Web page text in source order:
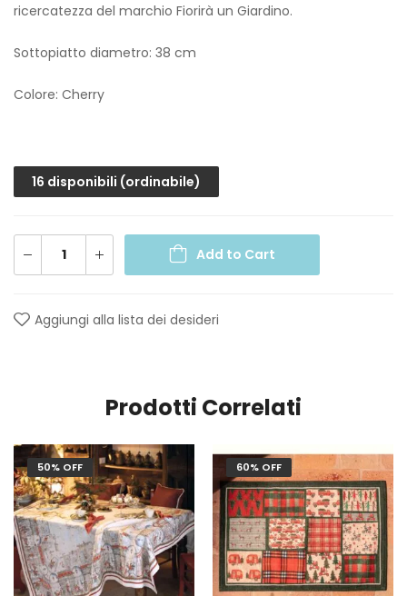
ricercatezza del marchio Fiorirà un Giardino.
Sottopiatto diametro: 38 cm
Colore: Cherry
16 disponibili (ordinabile)
Add to Cart
Aggiungi alla lista dei desideri
Prodotti Correlati
50% OFF 60% OFF